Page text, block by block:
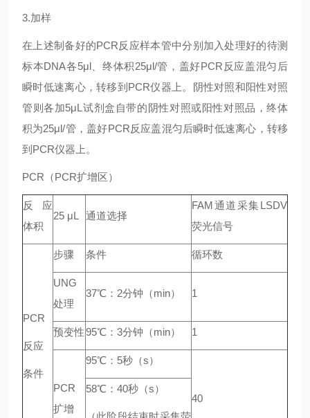
3.加样
在上述制备好的PCR反应样本管中分别加入处理好的待测
标本DNA各5μl、终体积25μl/管，盖好PCR反应盖混匀后
瞬时低速离心，转移到PCR仪器上。阴性对照和阳性对照
管则各加5μL试剂盒自带的阴性对照或阳性对照品，终体
积为25μl/管，盖好PCR反应盖混匀后瞬时低速离心，转移
到PCR仪器上。
PCR（PCR扩增区）
反应
体积
25 μL 通道选择
FAM通道采集LSDV
荧光信号
PCR
反应
条件
步骤 条件 循环数
UNG
处理
37℃：2分钟（min） 1
预变性95℃：3分钟（min） 1
PCR
扩增
95℃：5秒（s）
40
58℃：40秒（s）